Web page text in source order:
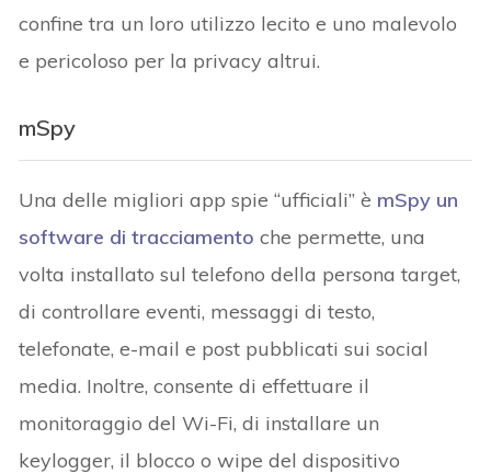
confine tra un loro utilizzo lecito e uno malevolo
e pericoloso per la privacy altrui.
mSpy
Una delle migliori app spie “ufficiali” è mSpy un
software di tracciamento che permette, una
volta installato sul telefono della persona target,
di controllare eventi, messaggi di testo,
telefonate, e-mail e post pubblicati sui social
media. Inoltre, consente di effettuare il
monitoraggio del Wi-Fi, di installare un
keylogger, il blocco o wipe del dispositivo